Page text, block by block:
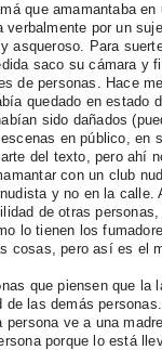
que amamantaba
por un
asqueroso. Para
saco su cámara y
de personas. Hace
quedado en estado
sido dañados
en público, en
del texto, pero ahí
con un club
y no en la calle.
de otras
lo tienen los
cosas, pero así es el
que piensen que la
las demás
ve a una
porque lo está